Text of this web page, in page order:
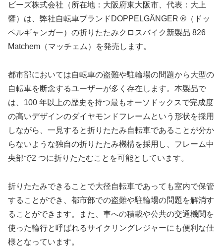
ビーズ株式会社（所在地：大阪府東大阪市、代表：大上
響）は、弊社自転車ブランドDOPPELGÄNGER ®（ドッ
ペルギャンガー）の折りたたみクロスバイク新製品 826
Matchem（マッチェム）を発売します。
都市部においては自転車の盗難や駐輪場の問題から大型の
自転車を断念するユーザーが多く存在します。本製品で
は、100 年以上の歴史を持つ最もオーソドックスで完成度
の高いデザインのダイヤモンドフレームという形状を採用
しながら、一見すると折りたたみ自転車であることが分か
らないような独自の折りたたみ機構を採用し、フレーム中
央部で2 つに折りたたむことを可能としています。
折りたたみできることで大径自転車であっても室内で保管
することができ、都市部での盗難や駐輪場の問題を解消す
ることができます。また、車への積載や公共の交通機関を
使った輪行と呼ばれるサイクリングレジャーにも便利な仕
様となっています。